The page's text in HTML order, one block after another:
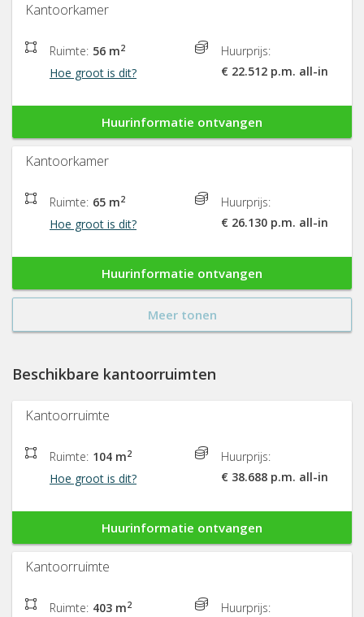
Kantoorkamer
Ruimte: 56 m2
Hoe groot is dit?
Huurprijs:
€ 22.512 p.m. all-in
Huurinformatie ontvangen
Kantoorkamer
Ruimte: 65 m2
Hoe groot is dit?
Huurprijs:
€ 26.130 p.m. all-in
Huurinformatie ontvangen
Meer tonen
Beschikbare kantoorruimten
Kantoorruimte
Ruimte: 104 m2
Hoe groot is dit?
Huurprijs:
€ 38.688 p.m. all-in
Huurinformatie ontvangen
Kantoorruimte
Ruimte: 403 m2
Huurprijs: